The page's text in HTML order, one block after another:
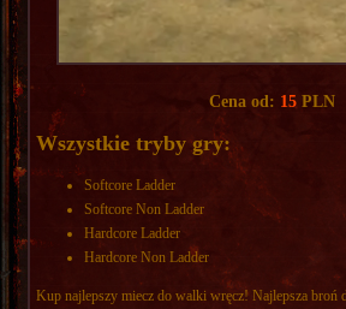
Cena od: 15 PLN
Wszystkie tryby gry:
Softcore Ladder
Softcore Non Ladder
Hardcore Ladder
Hardcore Non Ladder
Kup najlepszy miecz do walki wręcz! Najlepsza broń